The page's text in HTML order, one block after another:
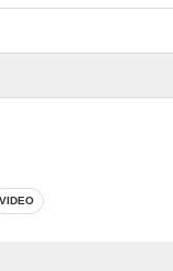
VIDEO